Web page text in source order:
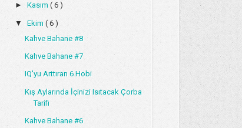
► Kasım ( 6 )
▼ Ekim ( 6 )
Kahve Bahane #8
Kahve Bahane #7
IQ'yu Arttıran 6 Hobi
Kış Aylarında İçinizi Isıtacak Çorba
Tarifi
Kahve Bahane #6